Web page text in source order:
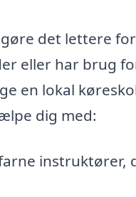
det lettere
eller har brug
en lokal
dig med:
instruktører,